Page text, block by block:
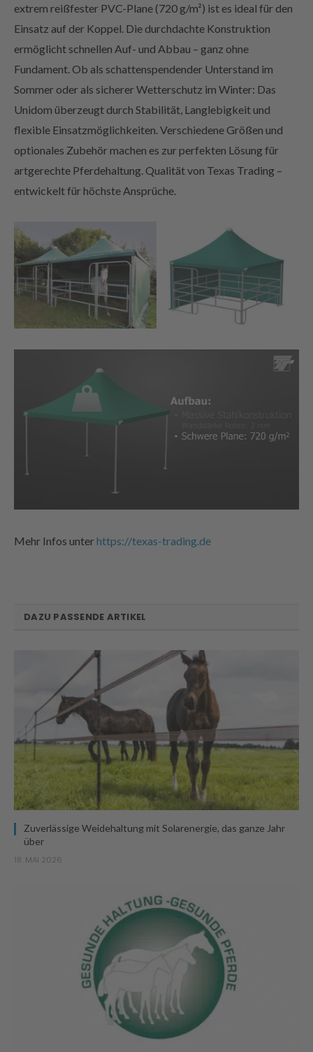
extrem reißfester PVC-Plane (720 g/m²) ist es ideal für den
Einsatz auf der Koppel. Die durchdachte Konstruktion
ermöglicht schnellen Auf- und Abbau – ganz ohne
Fundament. Ob als schattenspendender Unterstand im
Sommer oder als sicherer Wetterschutz im Winter: Das
Unidom überzeugt durch Stabilität, Langlebigkeit und
flexible Einsatzmöglichkeiten. Verschiedene Größen und
optionales Zubehör machen es zur perfekten Lösung für
artgerechte Pferdehaltung. Qualität von Texas Trading –
entwickelt für höchste Ansprüche.
Mehr Infos unterhttps://texas-trading.de
DAZU PASSENDE ARTIKEL
Zuverlässige Weidehaltung mit Solarenergie, das ganze Jahr
über
18. MAI 2026